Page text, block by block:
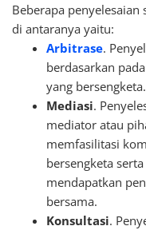
Beberapa
di antaranya yaitu:
Arbitrase.
berdasarkan
yang bersengketa.
Mediasi.
mediator atau
memfasilitasi
bersengketa
mendapatkan
bersama.
Konsultasi.